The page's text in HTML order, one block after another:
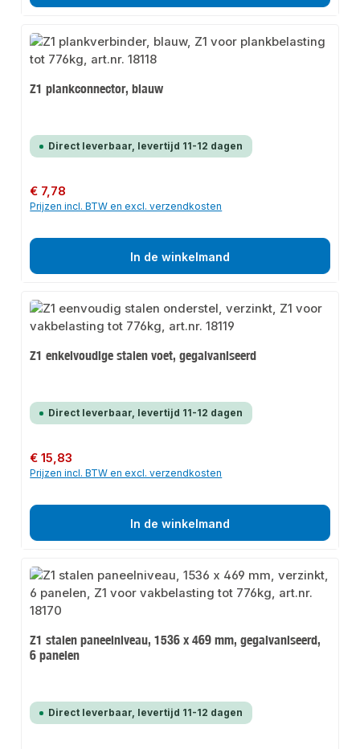
Z1 plankconnector, blauw
Direct leverbaar, levertijd 11-12 dagen
Normale prijs:
€ 7,78
Prijzen incl. BTW en excl. verzendkosten
In de winkelmand
Z1 enkelvoudige stalen voet, gegalvaniseerd
Direct leverbaar, levertijd 11-12 dagen
Normale prijs:
€ 15,83
Prijzen incl. BTW en excl. verzendkosten
In de winkelmand
Z1 stalen paneelniveau, 1536 x 469 mm, gegalvaniseerd,
6 panelen
Direct leverbaar, levertijd 11-12 dagen